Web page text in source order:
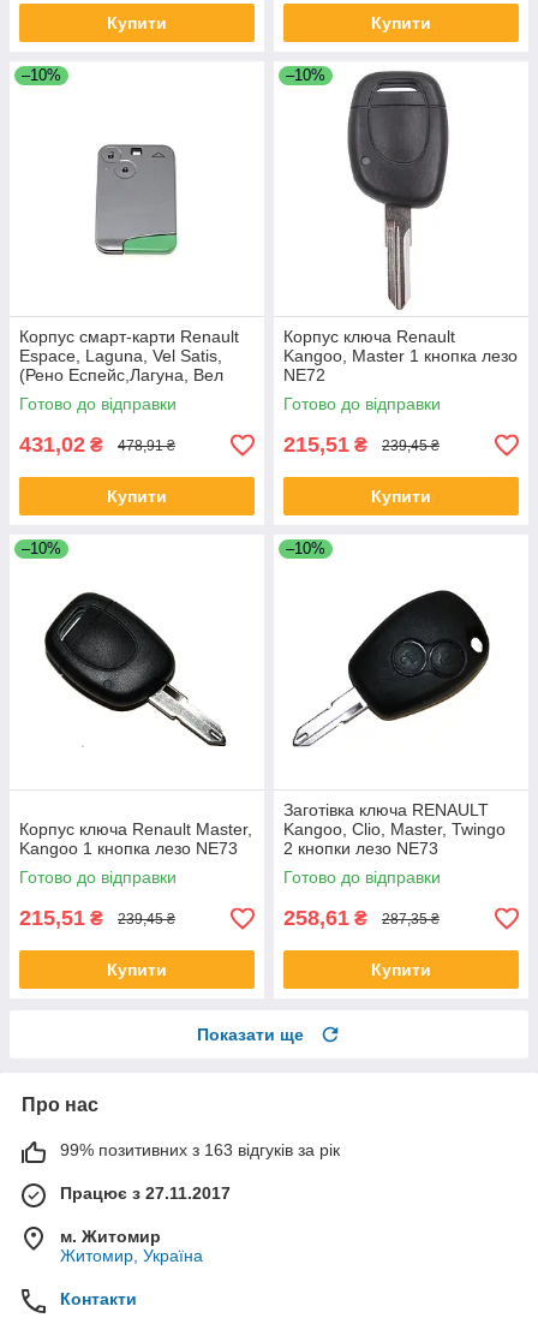
Купити Купити
–10%
Корпус смарт-карти Renault
Espace, Laguna, Vel Satis,
(Рено Еспейс,Лагуна, Вел
Сатіс) 2 кнопки (з лезом)
Готово до відправки
431,02 ₴ 478,91 ₴
Купити
–10%
Корпус ключa Renault
Kangoo, Master 1 кнопкa лезо
NE72
Готово до відправки
215,51 ₴ 239,45 ₴
Купити
–10%
Корпус ключа Renault Master,
Kangoo 1 кнопкa лезо NE73
Готово до відправки
215,51 ₴ 239,45 ₴
Купити
–10%
Заготівка ключа RENAULT
Kangoo, Clio, Master, Twingo
2 кнопки лезо NE73
Готово до відправки
258,61 ₴ 287,35 ₴
Купити
Показати ще
Про нас
99% позитивних з 163 відгуків за рік
Працює з 27.11.2017
м. Житомир
Житомир, Україна
Контакти